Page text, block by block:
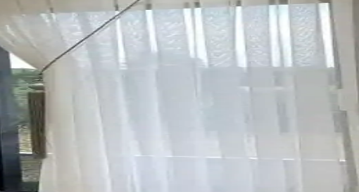
İç ve dış montaj seçenekleri, yüzey özellikleri ve panjur kalınlığı estetik ve
Geliştirin
iç mekanların vazgeçilmez unsurlarıdır. Çeşitli malzeme ve modellerle
Ürünler ve Seçenekler
ve şık örtülerle uyku kalitenizi yükseltin, odanızı kişisel tarzınıza uygun hale
kalitesi ve tasarım detaylarıyla çocuk sağlığını koruma altına alır. Doğru